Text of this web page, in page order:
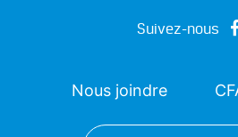
Suivez-nous
Nous joindre